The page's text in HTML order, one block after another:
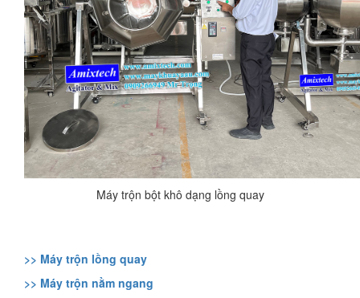
Máy trộn bột khô dạng lồng quay
>> Máy trộn lồng quay
>> Máy trộn nằm ngang